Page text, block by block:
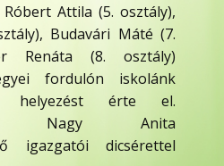
Attila (5. osztály),
Budavári Máté (7.
Renáta (8. osztály)
fordulón iskolánk
érte el.
Nagy Anita
igazgatói dicsérettel